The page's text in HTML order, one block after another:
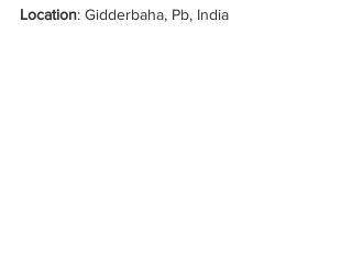
Location: Gidderbaha, Pb, India